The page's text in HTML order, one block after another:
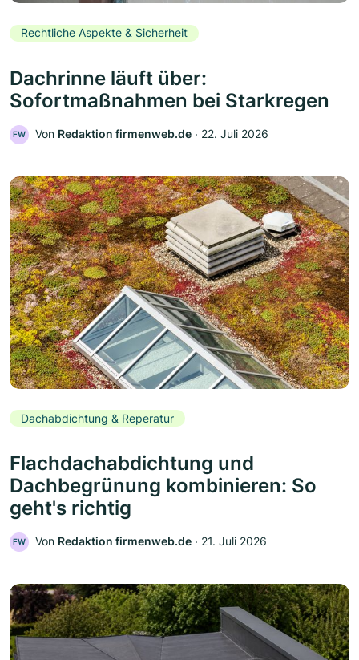
Rechtliche Aspekte & Sicherheit
Dachrinne läuft über:
Sofortmaßnahmen bei Starkregen
FW Von Redaktion firmenweb.de ‧ 22. Juli 2026
Dachabdichtung & Reperatur
Flachdachabdichtung und
Dachbegrünung kombinieren: So
geht's richtig
FW Von Redaktion firmenweb.de ‧ 21. Juli 2026